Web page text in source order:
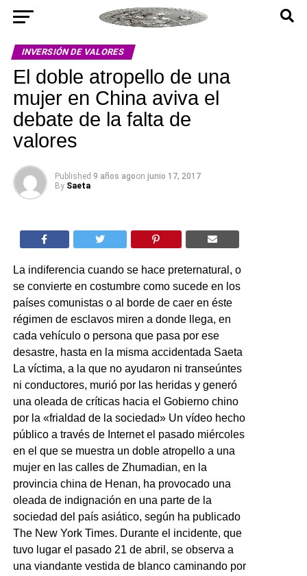
INVERSIÓN DE VALORES
El doble atropello de una
mujer en China aviva el
debate de la falta de
valores
Published 9 años agoon junio 17, 2017
By Saeta
La indiferencia cuando se hace preternatural, o
se convierte en costumbre como sucede en los
países comunistas o al borde de caer en éste
régimen de esclavos miren a donde llega, en
cada vehículo o persona que pasa por ese
desastre, hasta en la misma accidentada Saeta
La víctima, a la que no ayudaron ni transeúntes
ni conductores, murió por las heridas y generó
una oleada de críticas hacia el Gobierno chino
por la «frialdad de la sociedad» Un vídeo hecho
público a través de Internet el pasado miércoles
en el que se muestra un doble atropello a una
mujer en las calles de Zhumadian, en la
provincia china de Henan, ha provocado una
oleada de indignación en una parte de la
sociedad del país asiático, según ha publicado
The New York Times. Durante el incidente, que
tuvo lugar el pasado 21 de abril, se observa a
una viandante vestida de blanco caminando por